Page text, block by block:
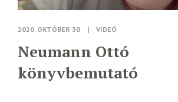
2020. OKTÓBER 30 | VIDEÓ
Neumann Ottó
könyvbemutató